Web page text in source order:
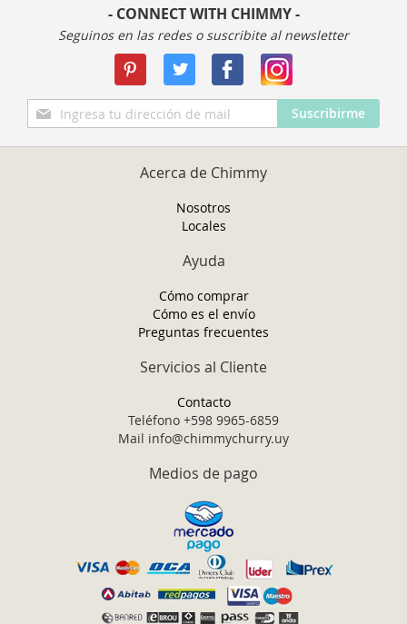
- CONNECT WITH CHIMMY -
Seguinos en las redes o suscribite al newsletter
Inscríbase
a
nuestro
Suscribirme
Acerca de Chimmy
Nosotros
Locales
Ayuda
Cómo comprar
Cómo es el envío
Preguntas frecuentes
Servicios al Cliente
Contacto
Teléfono +598 9965-6859
Mail info@chimmychurry.uy
Medios de pago